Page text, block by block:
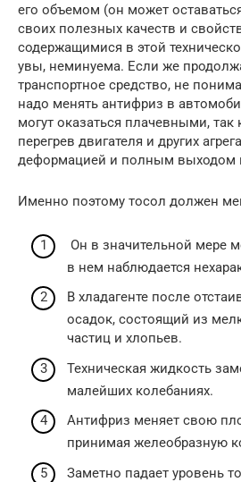
его объемом (он может
своих полезных качеств и
содержащимися в этой
увы, неминуема. Если же
транспортное средство, не
надо менять антифриз в
могут оказаться плачевными,
перегрев двигателя и других
деформацией и полным выходом
Именно поэтому тосол должен
Он в значительной мере
в нем наблюдается
В хладагенте после
осадок, состоящий из
частиц и хлопьев.
Техническая жидкость
малейших колебаниях.
Антифриз меняет свою
принимая желеобразную
Заметно падает уровень